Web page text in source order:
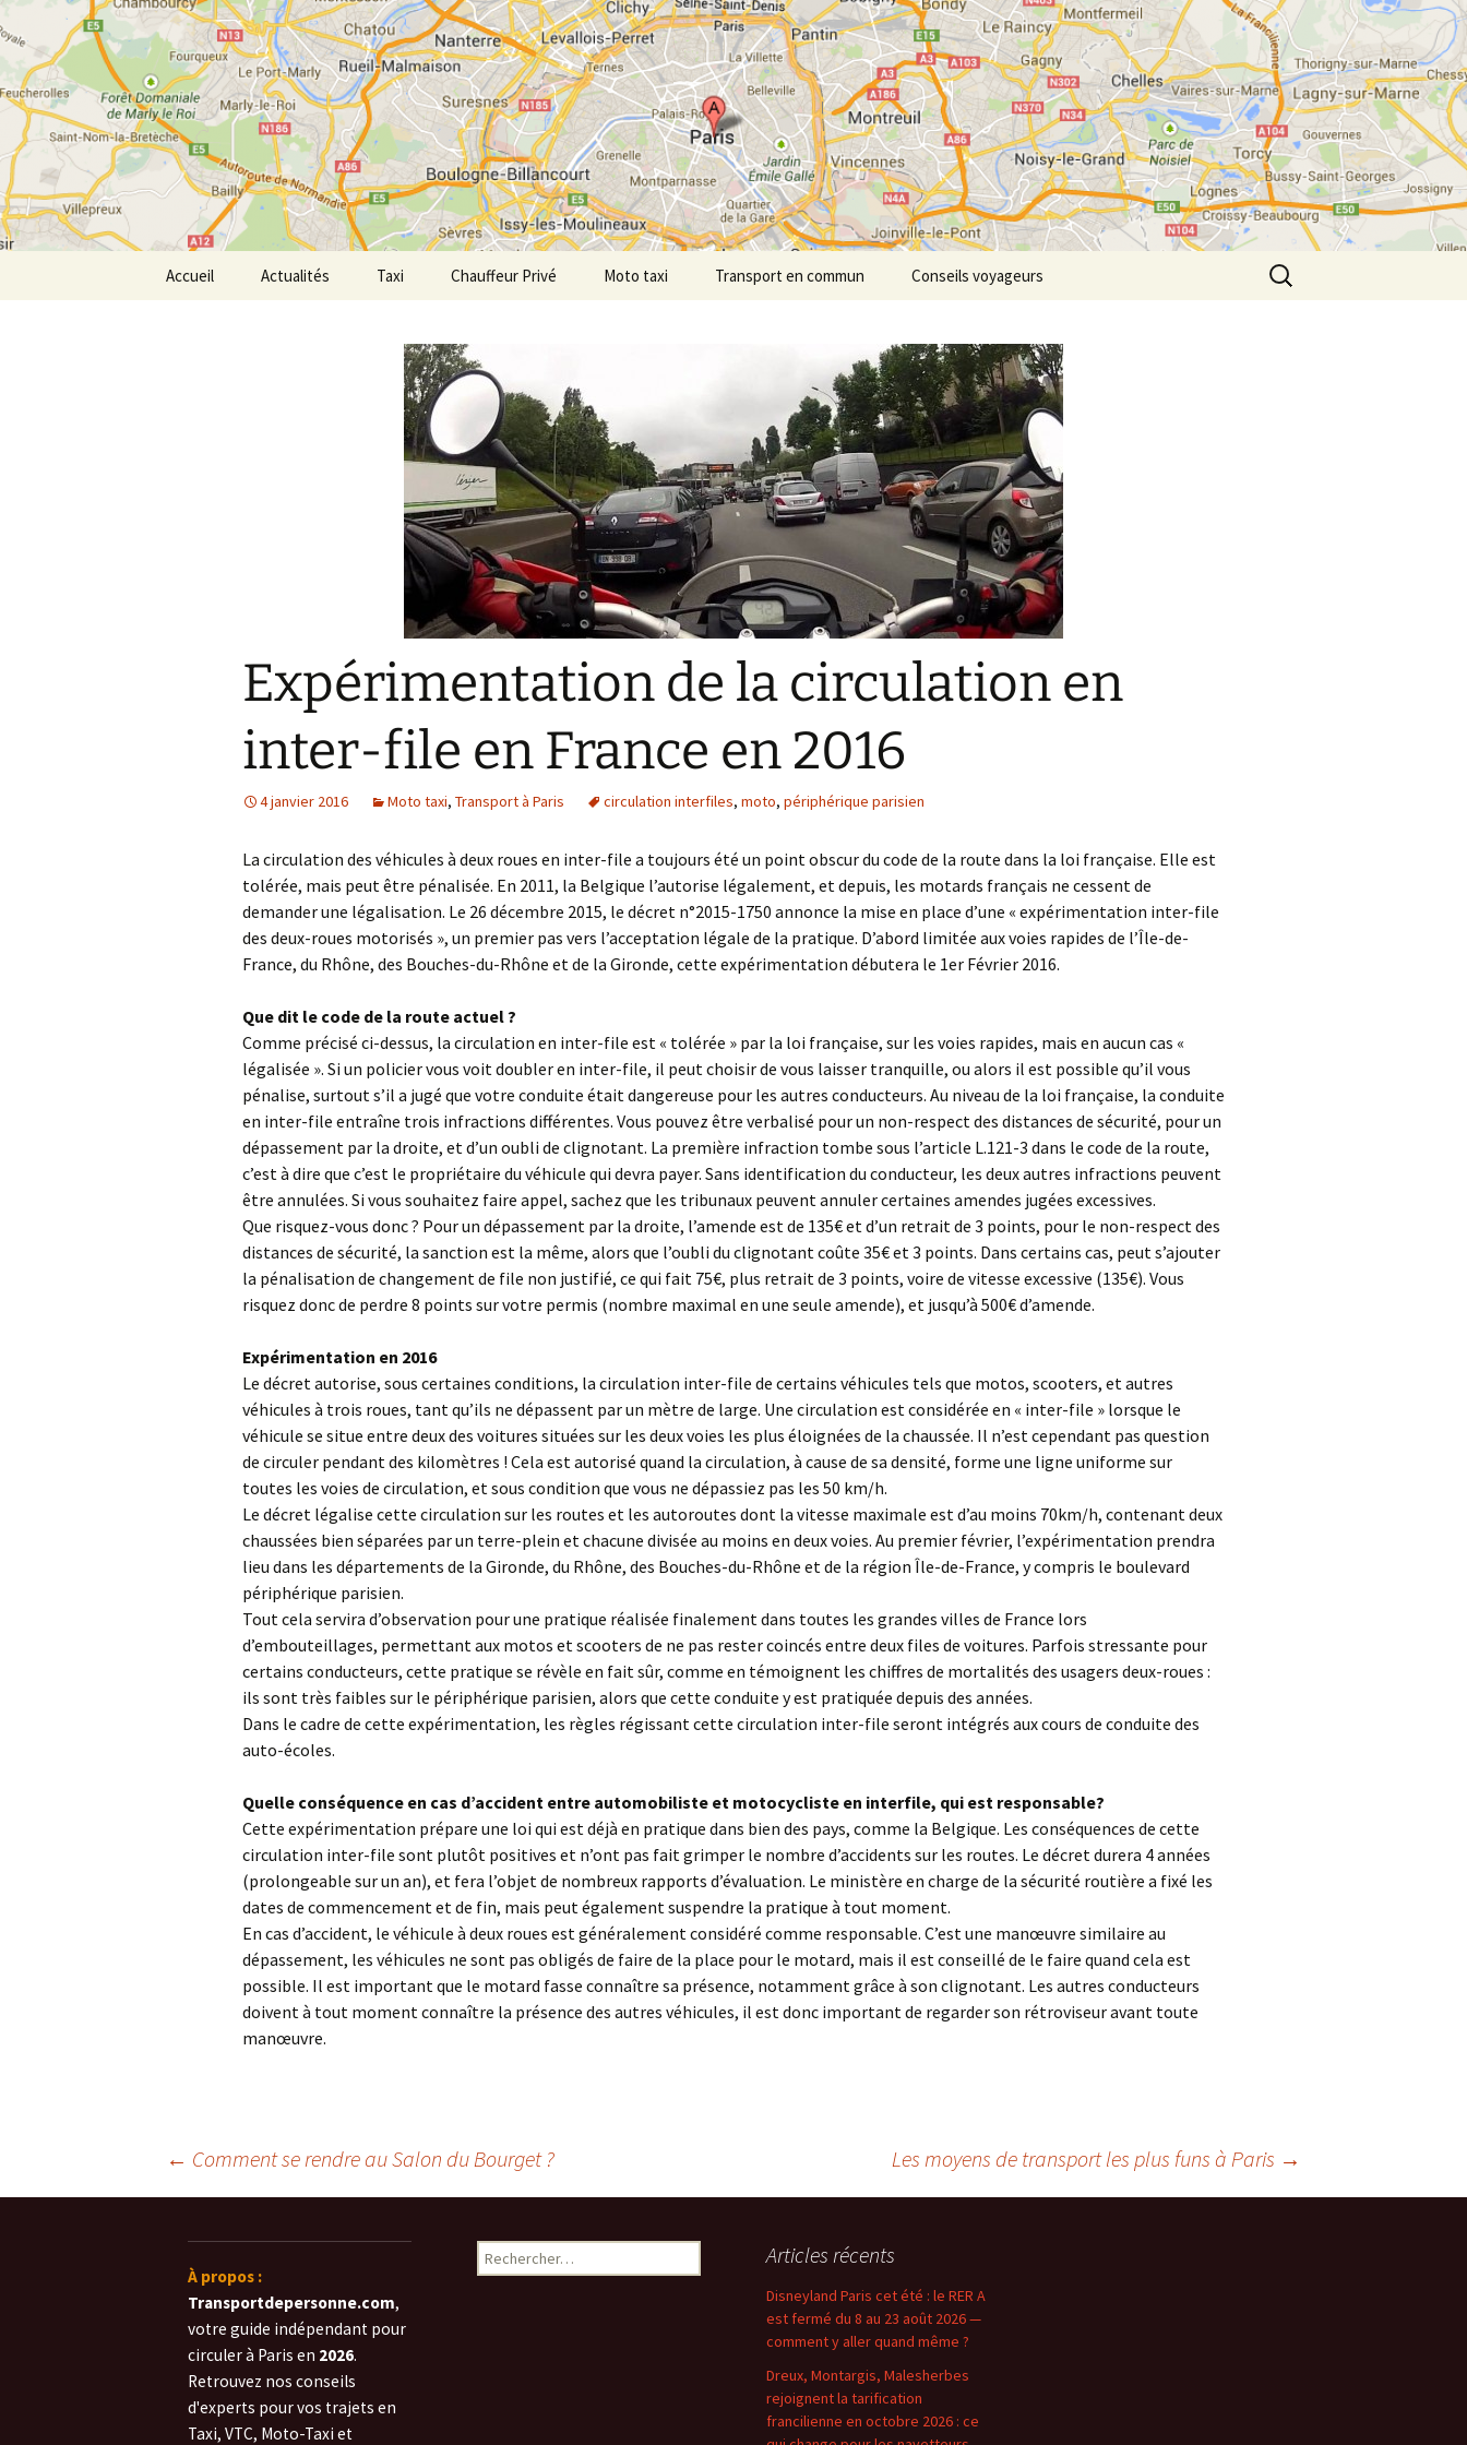
au
contenu
Transportdepersonne.com
Accueil Actualités Taxi Chauffeur Privé Moto taxi Transport en commun Conseils voyageurs
Rechercher :
Expérimentation de la circulation en
inter-file en France en 2016
4 janvier 2016 Moto taxi, Transport à Paris circulation interfiles, moto, périphérique parisien
La circulation des véhicules à deux roues en inter-file a toujours été un point obscur du code de la route dans la loi française. Elle est
tolérée, mais peut être pénalisée. En 2011, la Belgique l’autorise légalement, et depuis, les motards français ne cessent de
demander une légalisation. Le 26 décembre 2015, le décret n°2015-1750 annonce la mise en place d’une « expérimentation inter-file
des deux-roues motorisés », un premier pas vers l’acceptation légale de la pratique. D’abord limitée aux voies rapides de l’Île-de-
France, du Rhône, des Bouches-du-Rhône et de la Gironde, cette expérimentation débutera le 1er Février 2016.
Que dit le code de la route actuel ?
Comme précisé ci-dessus, la circulation en inter-file est « tolérée » par la loi française, sur les voies rapides, mais en aucun cas «
légalisée ». Si un policier vous voit doubler en inter-file, il peut choisir de vous laisser tranquille, ou alors il est possible qu’il vous
pénalise, surtout s’il a jugé que votre conduite était dangereuse pour les autres conducteurs. Au niveau de la loi française, la conduite
en inter-file entraîne trois infractions différentes. Vous pouvez être verbalisé pour un non-respect des distances de sécurité, pour un
dépassement par la droite, et d’un oubli de clignotant. La première infraction tombe sous l’article L.121-3 dans le code de la route,
c’est à dire que c’est le propriétaire du véhicule qui devra payer. Sans identification du conducteur, les deux autres infractions peuvent
être annulées. Si vous souhaitez faire appel, sachez que les tribunaux peuvent annuler certaines amendes jugées excessives.
Que risquez-vous donc ? Pour un dépassement par la droite, l’amende est de 135€ et d’un retrait de 3 points, pour le non-respect des
distances de sécurité, la sanction est la même, alors que l’oubli du clignotant coûte 35€ et 3 points. Dans certains cas, peut s’ajouter
la pénalisation de changement de file non justifié, ce qui fait 75€, plus retrait de 3 points, voire de vitesse excessive (135€). Vous
risquez donc de perdre 8 points sur votre permis (nombre maximal en une seule amende), et jusqu’à 500€ d’amende.
Expérimentation en 2016
Le décret autorise, sous certaines conditions, la circulation inter-file de certains véhicules tels que motos, scooters, et autres
véhicules à trois roues, tant qu’ils ne dépassent par un mètre de large. Une circulation est considérée en « inter-file » lorsque le
véhicule se situe entre deux des voitures situées sur les deux voies les plus éloignées de la chaussée. Il n’est cependant pas question
de circuler pendant des kilomètres ! Cela est autorisé quand la circulation, à cause de sa densité, forme une ligne uniforme sur
toutes les voies de circulation, et sous condition que vous ne dépassiez pas les 50 km/h.
Le décret légalise cette circulation sur les routes et les autoroutes dont la vitesse maximale est d’au moins 70km/h, contenant deux
chaussées bien séparées par un terre-plein et chacune divisée au moins en deux voies. Au premier février, l’expérimentation prendra
lieu dans les départements de la Gironde, du Rhône, des Bouches-du-Rhône et de la région Île-de-France, y compris le boulevard
périphérique parisien.
Tout cela servira d’observation pour une pratique réalisée finalement dans toutes les grandes villes de France lors
d’embouteillages, permettant aux motos et scooters de ne pas rester coincés entre deux files de voitures. Parfois stressante pour
certains conducteurs, cette pratique se révèle en fait sûr, comme en témoignent les chiffres de mortalités des usagers deux-roues :
ils sont très faibles sur le périphérique parisien, alors que cette conduite y est pratiquée depuis des années.
Dans le cadre de cette expérimentation, les règles régissant cette circulation inter-file seront intégrés aux cours de conduite des
auto-écoles.
Quelle conséquence en cas d’accident entre automobiliste et motocycliste en interfile, qui est responsable?
Cette expérimentation prépare une loi qui est déjà en pratique dans bien des pays, comme la Belgique. Les conséquences de cette
circulation inter-file sont plutôt positives et n’ont pas fait grimper le nombre d’accidents sur les routes. Le décret durera 4 années
(prolongeable sur un an), et fera l’objet de nombreux rapports d’évaluation. Le ministère en charge de la sécurité routière a fixé les
dates de commencement et de fin, mais peut également suspendre la pratique à tout moment.
En cas d’accident, le véhicule à deux roues est généralement considéré comme responsable. C’est une manœuvre similaire au
dépassement, les véhicules ne sont pas obligés de faire de la place pour le motard, mais il est conseillé de le faire quand cela est
possible. Il est important que le motard fasse connaître sa présence, notamment grâce à son clignotant. Les autres conducteurs
doivent à tout moment connaître la présence des autres véhicules, il est donc important de regarder son rétroviseur avant toute
manœuvre.
Navigation
articles
← Comment se rendre au Salon du Bourget ? Les moyens de transport les plus funs à Paris →
À propos :
Transportdepersonne.com,
votre guide indépendant pour
circuler à Paris en 2026.
Retrouvez nos conseils
d'experts pour vos trajets en
Taxi, VTC, Moto-Taxi et
Rechercher : Articles récents
Disneyland Paris cet été : le RER A
est fermé du 8 au 23 août 2026 —
comment y aller quand même ?
Dreux, Montargis, Malesherbes
rejoignent la tarification
francilienne en octobre 2026 : ce